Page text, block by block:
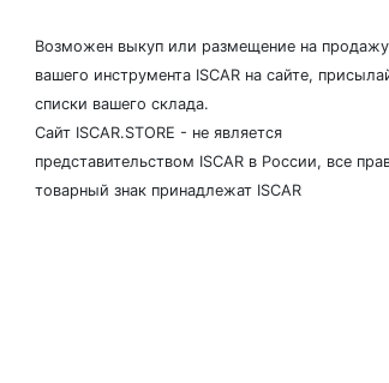
Возможен выкуп или размещение на продажу
вашего инструмента ISCAR на сайте,
списки вашего склада.
Сайт ISCAR.STORE - не является
представительством ISCAR в России, все
товарный знак принадлежат ISCAR